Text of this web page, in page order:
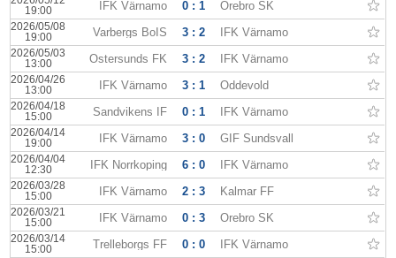
19:00
IFK Värnamo 0 : 1 Örebro SK
2026/05/08
19:00
Varbergs BoIS 3 : 2 IFK Värnamo
2026/05/03
13:00
Ostersunds FK 3 : 2 IFK Värnamo
2026/04/26
13:00
IFK Värnamo 3 : 1 Oddevold
2026/04/18
15:00
Sandvikens IF 0 : 1 IFK Värnamo
2026/04/14
19:00
IFK Värnamo 3 : 0 GIF Sundsvall
2026/04/04
12:30
IFK Norrkoping 6 : 0 IFK Värnamo
2026/03/28
15:00
IFK Värnamo 2 : 3 Kalmar FF
2026/03/21
15:00
IFK Värnamo 0 : 3 Örebro SK
2026/03/14
15:00
Trelleborgs FF 0 : 0 IFK Värnamo